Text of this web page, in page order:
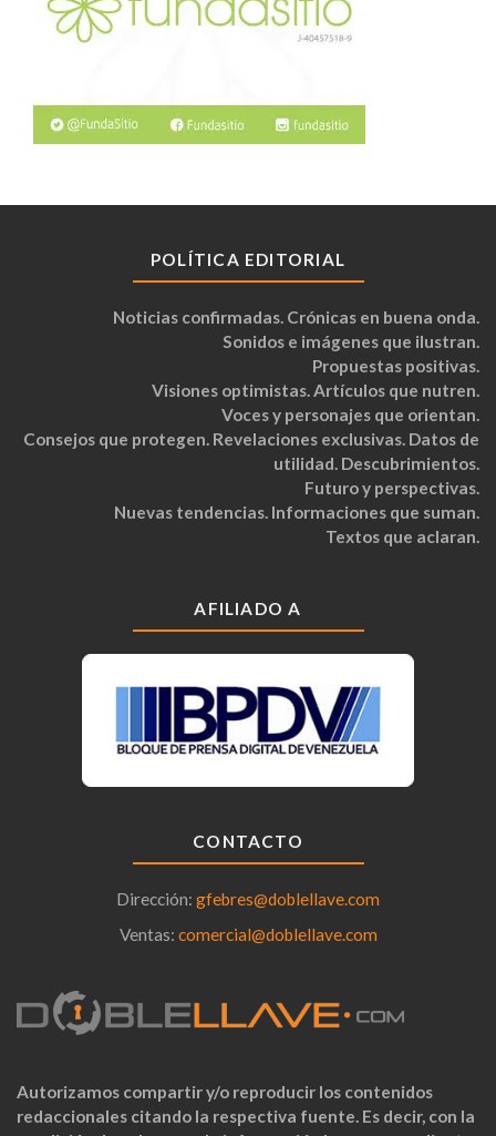
POLÍTICA EDITORIAL
Noticias confirmadas. Crónicas en buena onda.
Sonidos e imágenes que ilustran.
Propuestas positivas.
Visiones optimistas. Artículos que nutren.
Voces y personajes que orientan.
Consejos que protegen. Revelaciones exclusivas. Datos de
utilidad. Descubrimientos.
Futuro y perspectivas.
Nuevas tendencias. Informaciones que suman.
Textos que aclaran.
AFILIADO A
CONTACTO
Dirección: gfebres@doblellave.com
Ventas: comercial@doblellave.com
Autorizamos compartir y/o reproducir los contenidos
redaccionales citando la respectiva fuente. Es decir, con la